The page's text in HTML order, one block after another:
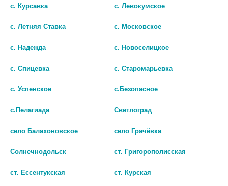
ПРИЕМА ВНУТРЬ 100 МЛ. /
187 руб.
Р-Р Д/ИН. АМП.
с. Курсавка с. Левокумское
с. Летняя Ставка с. Московское
с. Надежда с. Новоселицкое
с. Спицевка с. Старомарьевка
с. Успенское с.Безопасное
с.Пелагиада Светлоград
село Балахоновское село Грачёвка
Солнечнодольск ст. Григорополисская
ст. Ессентукская ст. Курская